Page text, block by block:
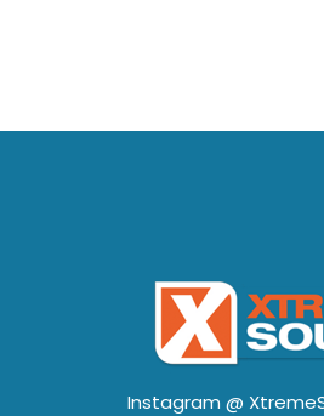
Instagram @